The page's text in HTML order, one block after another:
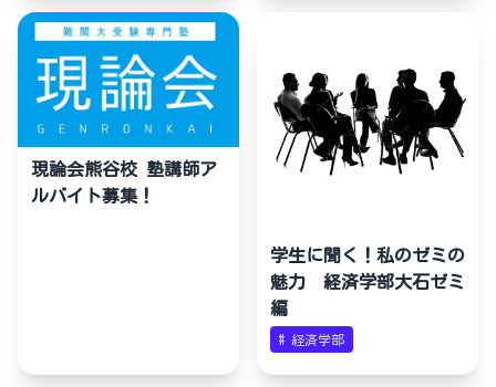
現論会熊谷校 塾講師ア
ルバイト募集！
学生に聞く！私のゼミの
魅力 経済学部大石ゼミ
編
# 経済学部